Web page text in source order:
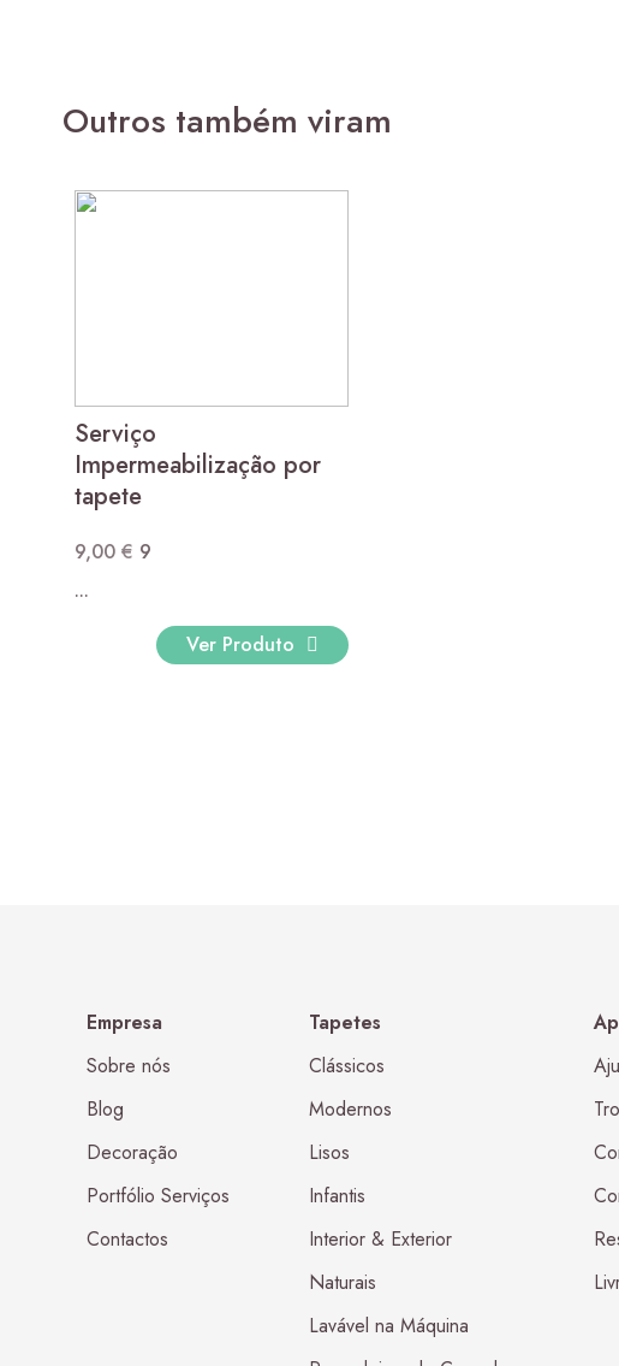
Outros também viram
Serviço
Impermeabilização por
tapete
9,00 € 9
...
Ver Produto
Empresa
Sobre nós
Blog
Decoração
Portfólio Serviços
Contactos
Tapetes
Clássicos
Modernos
Lisos
Infantis
Interior & Exterior
Naturais
Lavável na Máquina